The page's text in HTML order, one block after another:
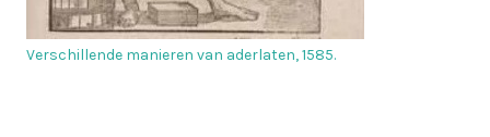
Verschillende manieren van aderlaten, 1585.